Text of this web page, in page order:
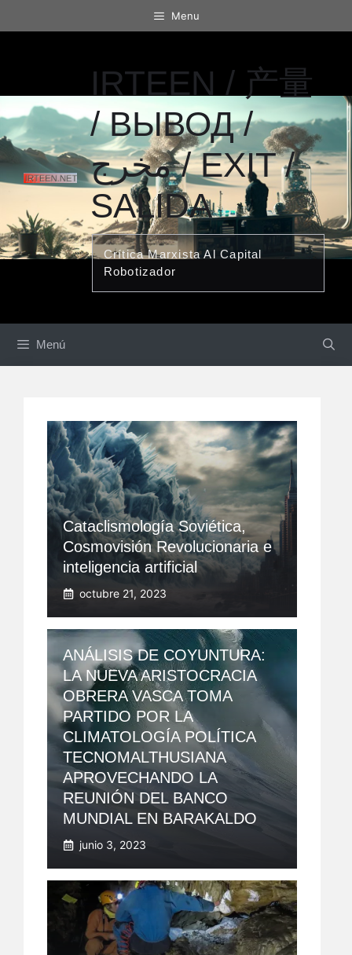
al
Menu
IRTEEN / 产量
/ ВЫВОД /
مخرج / EXIT /
SALIDA
Crítica Marxista Al Capital
Robotizador
Menú
Cataclismología Soviética,
Cosmovisión Revolucionaria e
inteligencia artificial
octubre 21, 2023
ANÁLISIS DE COYUNTURA:
LA NUEVA ARISTOCRACIA
OBRERA VASCA TOMA
PARTIDO POR LA
CLIMATOLOGÍA POLÍTICA
TECNOMALTHUSIANA
APROVECHANDO LA
REUNIÓN DEL BANCO
MUNDIAL EN BARAKALDO
junio 3, 2023